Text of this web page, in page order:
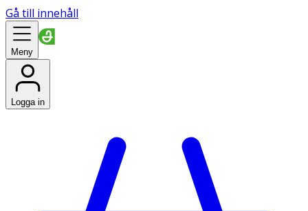
Gå till innehåll
Meny
Logga in